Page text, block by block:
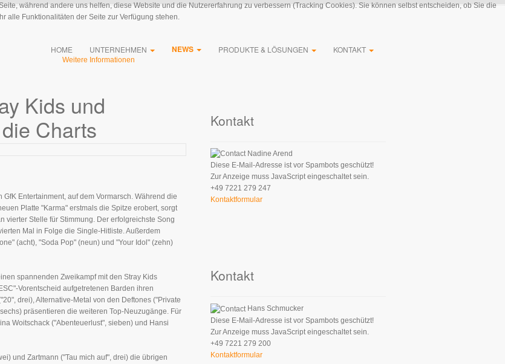
HOME UNTERNEHMEN NEWS PRODUKTE & LÖSUNGEN KONTAKT
Kids und
Charts
Entertainment, auf dem Vormarsch. Während die
Platte "Karma" erstmals die Spitze erobert, sorgt
vierter Stelle für Stimmung. Der erfolgreichste Song
Mal in Folge die Single-Hitliste. Außerdem
(acht), "Soda Pop" (neun) und "Your Idol" (zehn)
spannenden Zweikampf mit den Stray Kids
Vorentscheid aufgetretenen Barden ihren
drei), Alternative-Metal von den Deftones ("Private
präsentieren die weiteren Top-Neuzugänge. Für
Woitschack ("Abenteuerlust", sieben) und Hansi
und Zartmann ("Tau mich auf", drei) die übrigen
Kontakt
Nadine Arend
Diese E-Mail-Adresse ist vor Spambots geschützt!
Zur Anzeige muss JavaScript eingeschaltet sein.
+49 7221 279 247
Kontaktformular
Kontakt
Hans Schmucker
Diese E-Mail-Adresse ist vor Spambots geschützt!
Zur Anzeige muss JavaScript eingeschaltet sein.
+49 7221 279 200
Kontaktformular
während andere uns helfen, diese Website und die Nutzererfahrung zu verbessern (Tracking Cookies). Sie können selbst entscheiden, ob Sie die
alle Funktionalitäten der Seite zur Verfügung stehen.
Weitere Informationen